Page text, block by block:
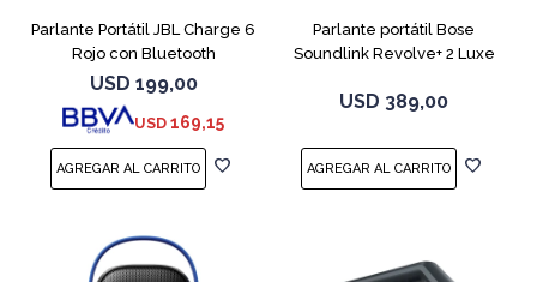
Parlante Portátil JBL Charge 6
Rojo con Bluetooth
USD 199,00
USD 169,15
Parlante portátil Bose
Soundlink Revolve+ 2 Luxe
USD 389,00